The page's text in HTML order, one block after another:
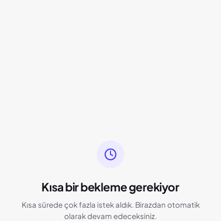
Kısa bir bekleme gerekiyor
Kısa sürede çok fazla istek aldık. Birazdan otomatik
olarak devam edeceksiniz.